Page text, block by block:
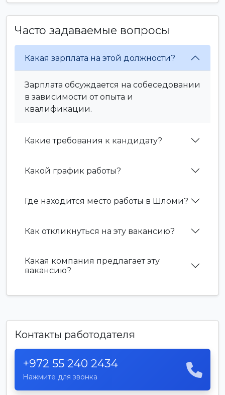
Часто задаваемые вопросы
Какая зарплата на этой должности?
Зарплата обсуждается на собеседовании
в зависимости от опыта и
квалификации.
Какие требования к кандидату?
Какой график работы?
Где находится место работы в Шломи?
Как откликнуться на эту вакансию?
Какая компания предлагает эту
вакансию?
Контакты работодателя
+972 55 240 2434
Нажмите для звонка